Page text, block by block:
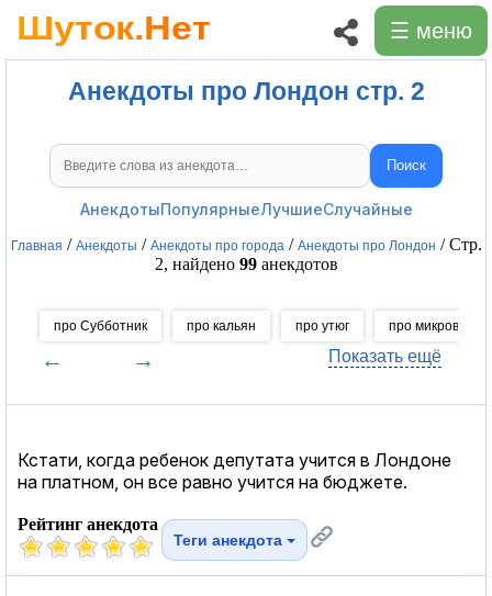
☰ меню
Анекдоты про Лондон стр. 2
Поиск анекдотов Поиск
АнекдотыПопулярныеЛучшиеСлучайные
Главная / Анекдоты / Анекдоты про города / Анекдоты про Лондон / Стр.
2, найдено 99анекдотов
про Субботник про кальян про утюг про
← → Показать ещё
Кстати, когда ребенок депутата учится в Лондоне
на платном, он все равно учится на бюджете.
Рейтинг анекдота
Теги анекдота